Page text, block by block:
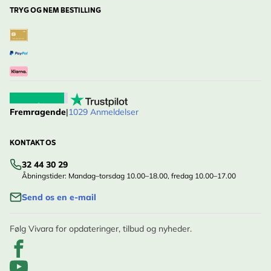
TRYG OG NEM BESTILLING
Fremragende|1029 Anmeldelser
KONTAKT OS
32 44 30 29
Åbningstider: Mandag–torsdag 10.00–18.00, fredag 10.00–17.00
Send os en e-mail
Følg Vivara for opdateringer, tilbud og nyheder.